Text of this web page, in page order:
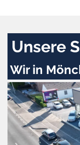
Unsere
Wir in